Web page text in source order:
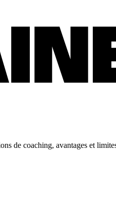
de coaching, avantages et